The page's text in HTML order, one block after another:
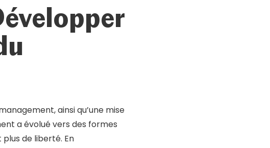
ainsi qu’une mise
a évolué vers des formes
de liberté. En